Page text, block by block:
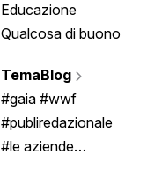
Educazione
Qualcosa di buono
TemaBlog
#gaia #wwf
#publiredazionale
#le aziende